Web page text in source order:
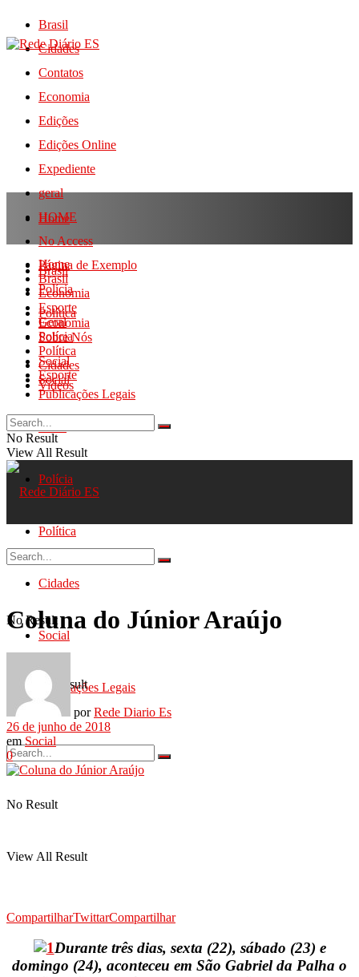
Brasil
Cidades
Contatos
Economia
Edições
Edições Online
Expediente
geral
HOME
No Access
Página de Exemplo
Polícia
Política
Sobre Nós
Social
Videos
Home
Brasil
Economia
Esporte
Geral
Polícia
Política
Cidades
Social
Publicações Legais
No Result
View All Result
Home
Brasil
Economia
Esporte
Geral
Polícia
Política
Cidades
Social
Publicações Legais
No Result
View All Result
No Result
View All Result
Coluna do Júnior Araújo
por Rede Diario Es
26 de junho de 2018
em Social
0
CompartilharTwittarCompartilhar
Durante três dias, sexta (22), sábado (23) e
domingo (24), aconteceu em São Gabriel da Palha o